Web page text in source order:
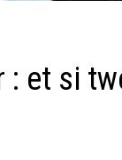
et si